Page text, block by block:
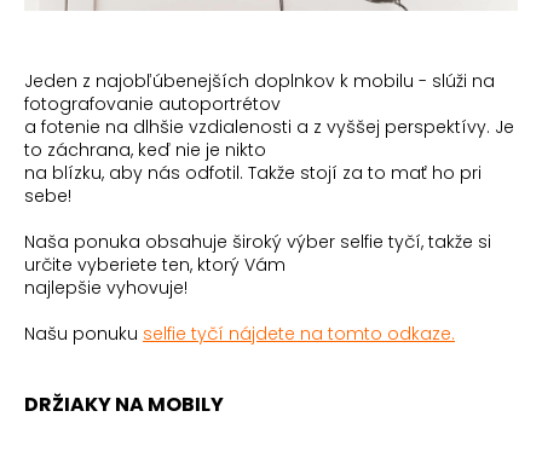
Jeden z najobľúbenejších doplnkov k mobilu - slúži na
fotografovanie autoportrétov
a fotenie na dlhšie vzdialenosti a z vyššej perspektívy. Je
to záchrana, keď nie je nikto
na blízku, aby nás odfotil. Takže stojí za to mať ho pri
sebe!
Naša ponuka obsahuje široký výber selfie tyčí, takže si
určite vyberiete ten, ktorý Vám
najlepšie vyhovuje!
Našu ponuku selfie tyčí nájdete na tomto odkaze.
DRŽIAKY NA MOBILY